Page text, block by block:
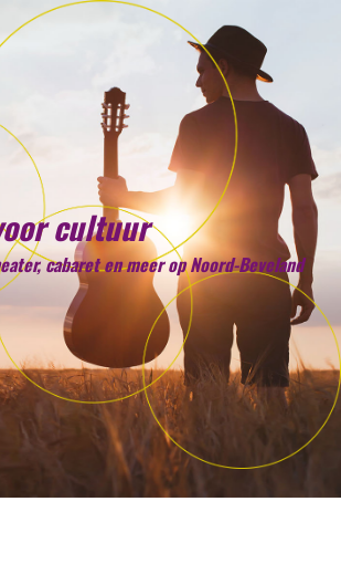
cultuur
cabaret en meer op Noord-Beveland